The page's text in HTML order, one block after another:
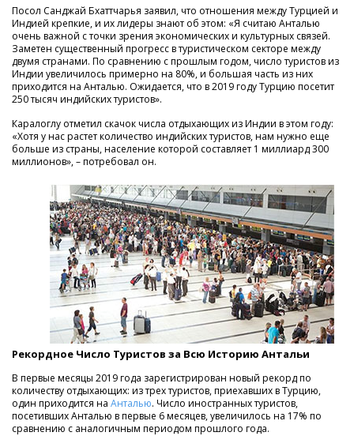
Посол Санджай Бхаттчарья заявил, что отношения между Турцией и
Индией крепкие, и их лидеры знают об этом: «Я считаю Анталью
очень важной с точки зрения экономических и культурных связей.
Заметен существенный прогресс в туристическом секторе между
двумя странами. По сравнению с прошлым годом, число туристов из
Индии увеличилось примерно на 80%, и большая часть из них
приходится на Анталью. Ожидается, что в 2019 году Турцию посетит
250 тысяч индийских туристов».
Каралоглу отметил скачок числа отдыхающих из Индии в этом году:
«Хотя у нас растет количество индийских туристов, нам нужно еще
больше из страны, население которой составляет 1 миллиард 300
миллионов», – потребовал он.
Рекордное Число Туристов за Всю Историю Антальи
В первые месяцы 2019 года зарегистрирован новый рекорд по
количеству отдыхающих: из трех туристов, приехавших в Турцию,
один приходится на Анталью. Число иностранных туристов,
посетивших Анталью в первые 6 месяцев, увеличилось на 17% по
сравнению с аналогичным периодом прошлого года.